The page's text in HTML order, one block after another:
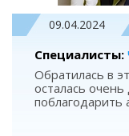
09.04.2024
Специалисты:
Обратилась в
осталась